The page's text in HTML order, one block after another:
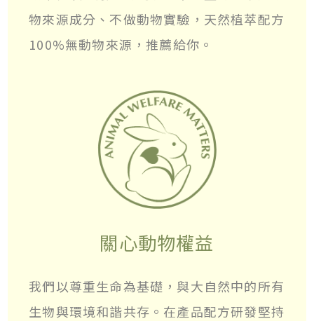
物來源成分、不做動物實驗，天然植萃配方
100%無動物來源，推薦給你。
關心動物權益
我們以尊重生命為基礎，與大自然中的所有
生物與環境和諧共存。在產品配方研發堅持